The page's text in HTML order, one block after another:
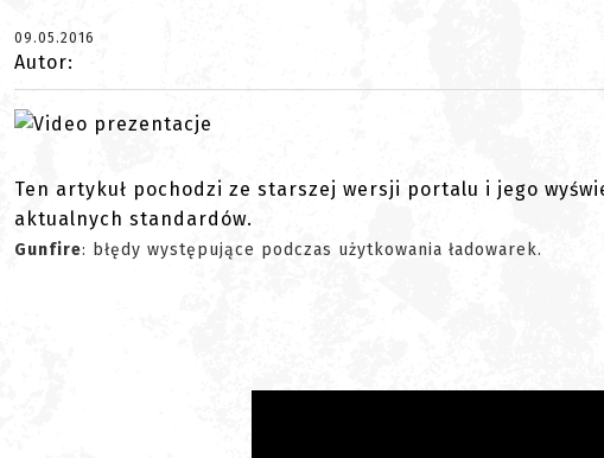
09.05.2016
Autor:
Ten artykuł pochodzi ze starszej wersji portalu i jego
aktualnych standardów.
Gunfire: błędy występujące podczas użytkowania ładowarek.